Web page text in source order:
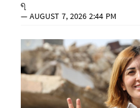
ရ
—AUGUST 7, 2026 2:44 PM